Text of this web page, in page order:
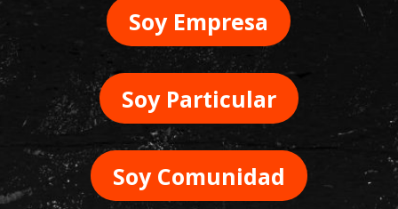
Soy Empresa
Soy Particular
Soy Comunidad